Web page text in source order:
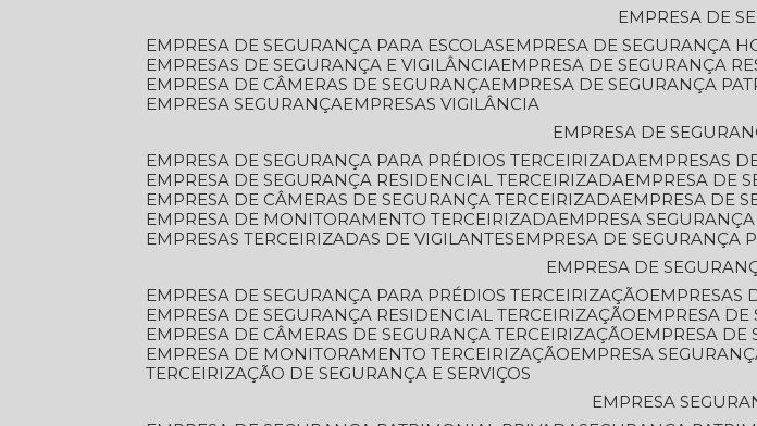
EMPRESA DE
EMPRESA DE SEGURANÇA PARA ESCOLAS
EMPRESA DE SEGURANÇA
EMPRESAS DE SEGURANÇA E VIGILÂNCIA
EMPRESA DE SEGURANÇA
EMPRESA DE CÂMERAS DE SEGURANÇA
EMPRESA DE SEGURANÇA
EMPRESA SEGURANÇA
EMPRESAS VIGILÂNCIA
EMPRESA DE
EMPRESA DE SEGURANÇA PARA PRÉDIOS TERCEIRIZADA
EMPRESAS
EMPRESA DE SEGURANÇA RESIDENCIAL TERCEIRIZADA
EMPRESA DE
EMPRESA DE CÂMERAS DE SEGURANÇA TERCEIRIZADA
EMPRESA DE
EMPRESA DE MONITORAMENTO TERCEIRIZADA
EMPRESA
EMPRESAS TERCEIRIZADAS DE VIGILANTES
EMPRESA DE SEGURANÇA
EMPRESA DE
EMPRESA DE SEGURANÇA PARA PRÉDIOS TERCEIRIZAÇÃO
EMPRESA DE SEGURANÇA RESIDENCIAL TERCEIRIZAÇÃO
EMPRESA
EMPRESA DE CÂMERAS DE SEGURANÇA TERCEIRIZAÇÃO
EMPRESA
EMPRESA DE MONITORAMENTO TERCEIRIZAÇÃO
EMPRESA
TERCEIRIZAÇÃO DE SEGURANÇA E SERVIÇOS
EMPRESA